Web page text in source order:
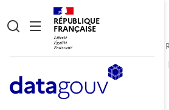
RÉPUBLIQUE
FRANÇAISE